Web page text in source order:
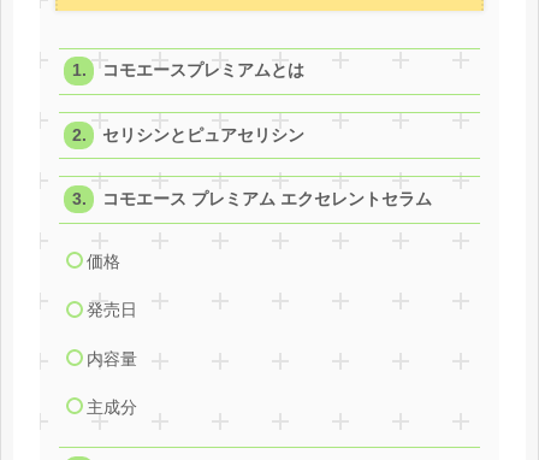
コモエースプレミアムとは
セリシンとピュアセリシン
コモエース プレミアム エクセレントセラム
価格
発売日
内容量
主成分